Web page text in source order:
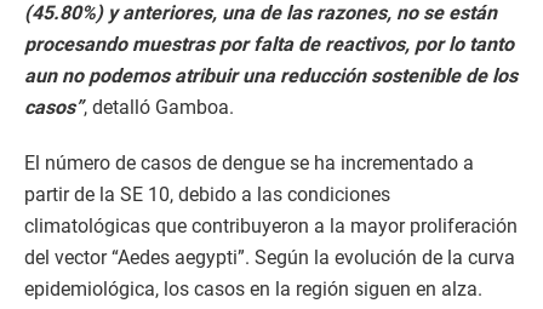
(45.80%) y anteriores, una de las razones, no se están
procesando muestras por falta de reactivos, por lo tanto
aun no podemos atribuir una reducción sostenible de los
casos”, detalló Gamboa.
El número de casos de dengue se ha incrementado a
partir de la SE 10, debido a las condiciones
climatológicas que contribuyeron a la mayor proliferación
del vector “Aedes aegypti”. Según la evolución de la curva
epidemiológica, los casos en la región siguen en alza.